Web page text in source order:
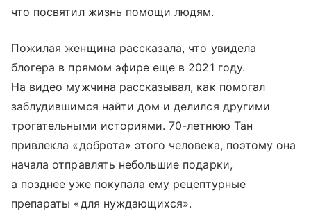
что посвятил жизнь помощи людям.
Пожилая женщина рассказала, что увидела
блогера в прямом эфире еще в 2021 году.
На видео мужчина рассказывал, как помогал
заблудившимся найти дом и делился другими
трогательными историями. 70-летнюю Тан
привлекла «доброта» этого человека, поэтому она
начала отправлять небольшие подарки,
а позднее уже покупала ему рецептурные
препараты «для нуждающихся».